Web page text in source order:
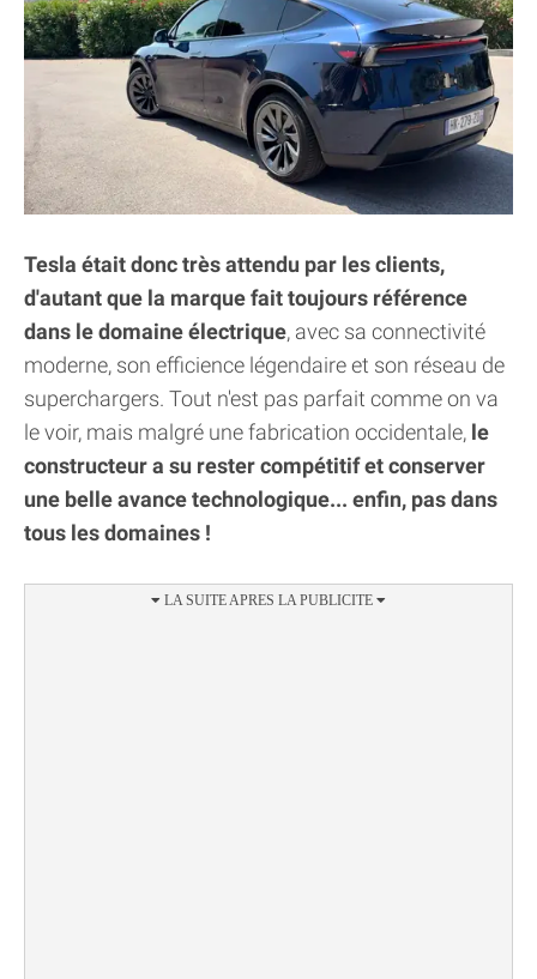
Tesla était donc très attendu par les clients,
d'autant que la marque fait toujours référence
dans le domaine électrique, avec sa connectivité
moderne, son efficience légendaire et son réseau de
superchargers. Tout n'est pas parfait comme on va
le voir, mais malgré une fabrication occidentale, le
constructeur a su rester compétitif et conserver
une belle avance technologique... enfin, pas dans
tous les domaines !